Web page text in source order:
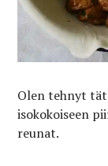
Olen tehnyt
isokokoiseen
reunat.